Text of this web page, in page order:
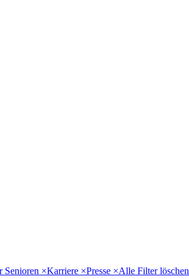
Senioren ×Karriere ×Presse ×Alle Filter löschen